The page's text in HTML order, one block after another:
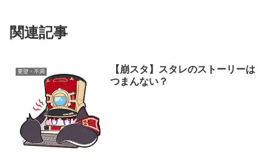
関連記事
要望・不満
【崩スタ】スタレのストーリーは
つまんない？